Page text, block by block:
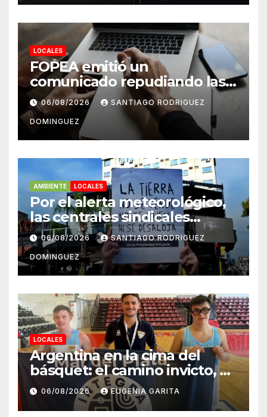
LOCALES
FOPEA emitió un
comunicado repudiando las
cuentas pseudo periodísticas
de Instagram en Mar del
Plata
06/08/2026 SANTIAGO RODRIGUEZ
DOMINGUEZ
AMBIENTE LOCALES
Por el alerta meteorológico,
las centrales sindicales
suspendieron la convocatoria
contra la Ley de Tierras en
Mar del Plata
06/08/2026 SANTIAGO RODRIGUEZ
DOMINGUEZ
LOCALES
Argentina en la cima del
básquet: el camino invicto, el
esfuerzo familiar y la jugada
que valió un Mundial
06/08/2026 EUGENIA GARITA